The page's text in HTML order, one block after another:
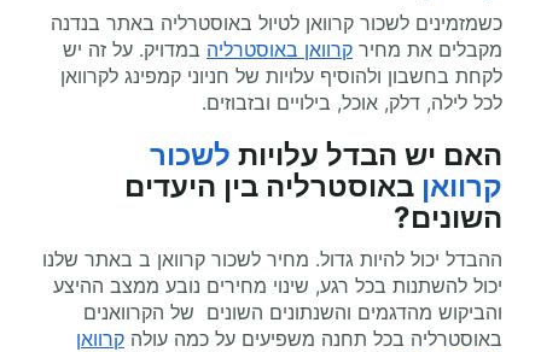
כשמזמינים לשכור קרוואן לטיול באוסטרליה באתר בנדנה
מקבלים את מחיר קרוואן באוסטרליה במדויק. על זה יש
לקחת בחשבון ולהוסיף עלויות של חניוני קמפינג לקרוואן
לכל לילה, דלק, אוכל, בילויים ובזבוזים.
האם יש הבדל עלויות לשכור
קרוואן באוסטרליה בין היעדים
השונים?
ההבדל יכול להיות גדול. מחיר לשכור קרוואן ב באתר שלנו
יכול להשתנות בכל רגע, שינוי מחירים נובע ממצב ההיצע
והביקוש מהדגמים והשנתונים השונים של הקרוואנים
באוסטרליה בכל תחנה משפיעים על כמה עולה קרוואן